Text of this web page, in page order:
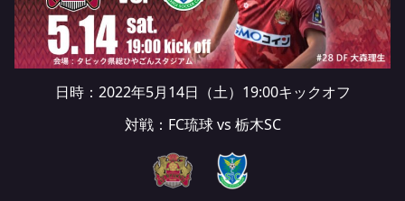
日時：2022年5月14日（土）19:00キックオフ
対戦：FC琉球 vs 栃木SC